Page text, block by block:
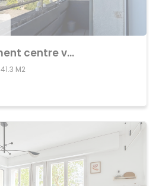
Achat Appartement centre ville
41.3 M2